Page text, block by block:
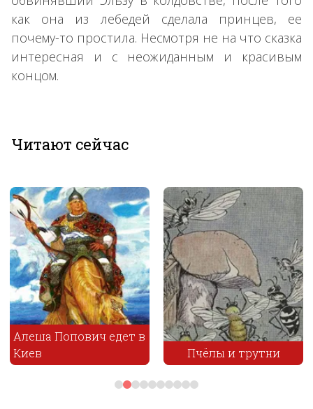
как она из лебедей сделала принцев, ее
почему-то простила. Несмотря не на что сказка
интересная и с неожиданным и красивым
концом.
Читают сейчас
Пчёлы и трутни Чурило и Катерина